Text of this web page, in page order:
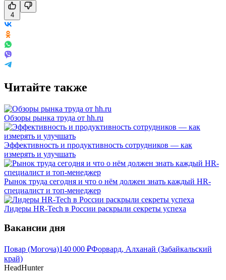
4
Читайте также
Обзоры рынка труда от hh.ru
Эффективность и продуктивность сотрудников — как
измерять и улучшать
Рынок труда сегодня и что о нём должен знать каждый HR-
специалист и топ-менеджер
Лидеры HR-Tech в России раскрыли секреты успеха
Вакансии дня
Повар (Могоча)140 000 ₽Форвард, Алханай (Забайкальский
край)
HeadHunter